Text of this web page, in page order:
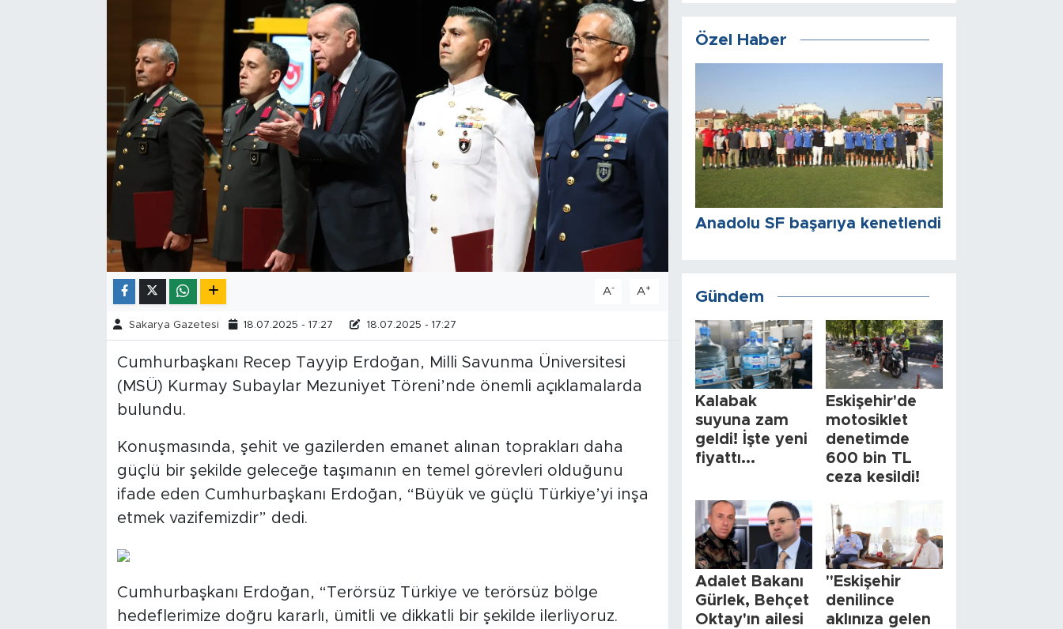
A- A+
Sakarya Gazetesi 18.07.2025 - 17:27 18.07.2025 - 17:27
Cumhurbaşkanı Recep Tayyip Erdoğan, Milli Savunma Üniversitesi
(MSÜ) Kurmay Subaylar Mezuniyet Töreni’nde önemli açıklamalarda
bulundu.
Konuşmasında, şehit ve gazilerden emanet alınan toprakları daha
güçlü bir şekilde geleceğe taşımanın en temel görevleri olduğunu
ifade eden Cumhurbaşkanı Erdoğan, “Büyük ve güçlü Türkiye’yi inşa
etmek vazifemizdir” dedi.
Cumhurbaşkanı Erdoğan, “Terörsüz Türkiye ve terörsüz bölge
hedeflerimize doğru kararlı, ümitli ve dikkatli bir şekilde ilerliyoruz.
Özel Haber
Anadolu SF başarıya kenetlendi
Gündem
Kalabak
suyuna zam
geldi! İşte yeni
fiyattı...
Eskişehir'de
motosiklet
denetimde
600 bin TL
ceza kesildi!
Adalet Bakanı
Gürlek, Behçet
Oktay'ın ailesi
"Eskişehir
denilince
aklınıza gelen
Foto Şaka